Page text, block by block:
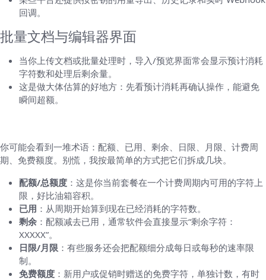
回调。
批量文档与编辑器界面
当你上传文档或批量处理时，导入/预览界面常会显示预计消耗
字符数和处理后剩余量。
这是做大体估算的好地方：先看预计消耗再确认操作，能避免
瞬间超额。
你可能会看到一堆术语：配额、已用、剩余、日限、月限、计费周
期、免费额度。别慌，我按最简单的方式把它们拆成几块。
配额/总额度 ：这是你当前套餐在一个计费周期内可用的字符上
限，好比油箱容积。
已用 ：从周期开始算到现在已经消耗的字符数。
剩余 ：配额减去已用，通常软件会直接显示“剩余字符：
XXXXX”。
日限/月限 ：有些服务还会把配额细分成每日或每秒的速率限
制。
免费额度 ：新用户或促销时赠送的免费字符，单独计数，有时